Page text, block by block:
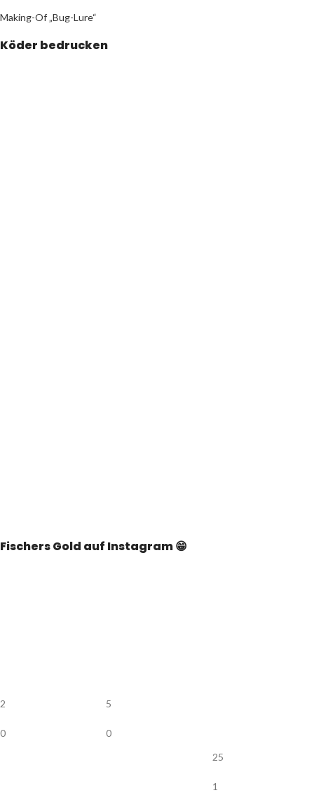
Making-Of „Bug-Lure“
Köder bedrucken
Fischers Gold auf Instagram 😁
2
0
5
0
25
1